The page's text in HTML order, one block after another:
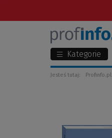
Kategorie
Jesteś tutaj: Profinfo.pl